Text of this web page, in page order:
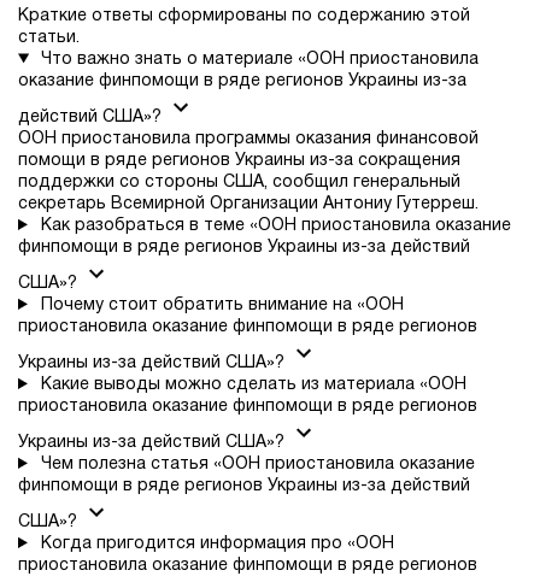
Краткие ответы сформированы по содержанию этой
статьи.
Что важно знать о материале «ООН приостановила
оказание финпомощи в ряде регионов Украины из-за
действий США»?
ООН приостановила программы оказания финансовой
помощи в ряде регионов Украины из-за сокращения
поддержки со стороны США, сообщил генеральный
секретарь Всемирной Организации Антониу Гутерреш.
Как разобраться в теме «ООН приостановила оказание
финпомощи в ряде регионов Украины из-за действий
США»?
Почему стоит обратить внимание на «ООН
приостановила оказание финпомощи в ряде регионов
Украины из-за действий США»?
Какие выводы можно сделать из материала «ООН
приостановила оказание финпомощи в ряде регионов
Украины из-за действий США»?
Чем полезна статья «ООН приостановила оказание
финпомощи в ряде регионов Украины из-за действий
США»?
Когда пригодится информация про «ООН
приостановила оказание финпомощи в ряде регионов